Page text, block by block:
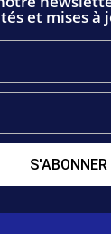
et mises à
S'ABONNER